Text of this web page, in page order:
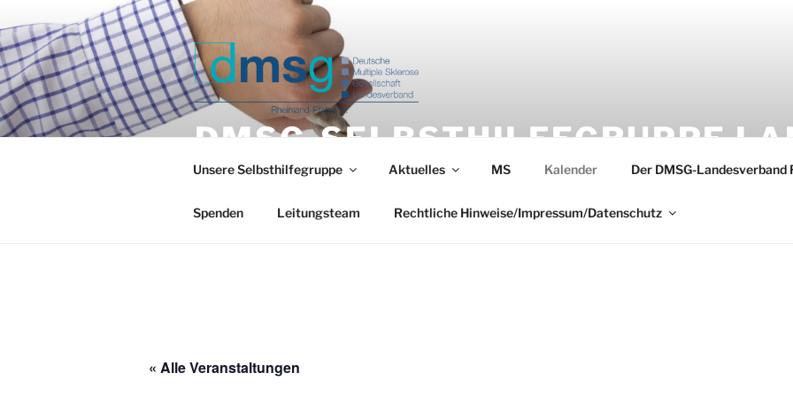
Inhalt
springen
DMSG-SELBSTHILFEGRUPPE
Multiple Sklerose – Selbsthilfegruppe Landau in der Pfalz – hier finden Sie Ansprechpartner,
Unsere Selbsthilfegruppe Aktuelles MS Kalender Der DMSG-Landesverband
Spenden Leitungsteam Rechtliche Hinweise/Impressum/Datenschutz
« Alle Veranstaltungen